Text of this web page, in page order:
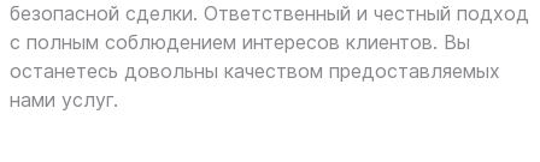
безопасной сделки. Ответственный и честный подход
с полным соблюдением интересов клиентов. Вы
останетесь довольны качеством предоставляемых
нами услуг.